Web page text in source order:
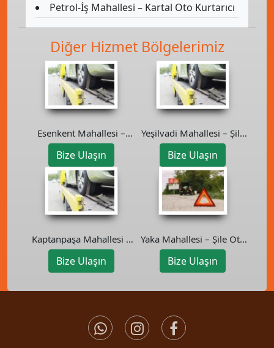
Petrol-İş Mahallesi – Kartal Oto Kurtarıcı
Diğer Hizmet Bölgelerimiz
Esenkent Mahallesi –
Maltepe Oto Kurtarıcı
Bize Ulaşın
Yeşilvadi Mahallesi – Şile
Oto Kurtarıcı
Bize Ulaşın
Kaptanpaşa Mahallesi –
Şişli Oto Kurtarıcı
Bize Ulaşın
Yaka Mahallesi – Şile Oto
Kurtarıcı
Bize Ulaşın